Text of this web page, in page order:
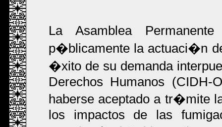
La Asamblea
p�blicamente la actuaci�n
�xito de su demanda
Derechos Humanos (CIDH-
haberse aceptado a tr�mite
los impactos de las